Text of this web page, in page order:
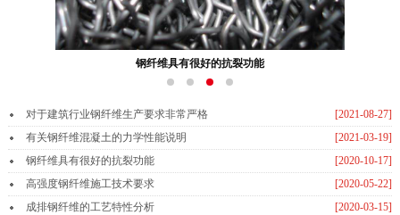
钢纤维具有很好的抗裂功能
[2021-08-27]
对于建筑行业钢纤维生产要求非常严格
[2021-03-19]
有关钢纤维混凝土的力学性能说明
[2020-10-17]
钢纤维具有很好的抗裂功能
[2020-05-22]
高强度钢纤维施工技术要求
[2020-03-15]
成排钢纤维的工艺特性分析